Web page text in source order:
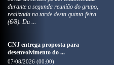
durante a segunda reunião do grupo,
realizada na tarde desta quinta-feira
(6/8). Du ...
CNJ entrega proposta para
desenvolvimento do ...
07/08/2026 (00:00)